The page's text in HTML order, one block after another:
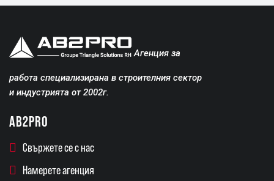
Агенция за
работа специализирана в строителния сектор
и индустрията от 2002г.
AB2PRO
Свържете се с нас
Намерете агенция